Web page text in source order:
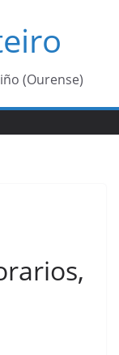
(Ourense)